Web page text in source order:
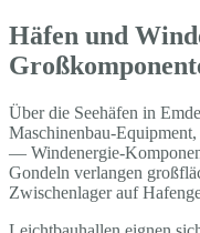
Häfen und
Über die Seehäfen in
Maschinenbau-
— Windenergie-
Gondeln verlangen
Zwischenlager auf